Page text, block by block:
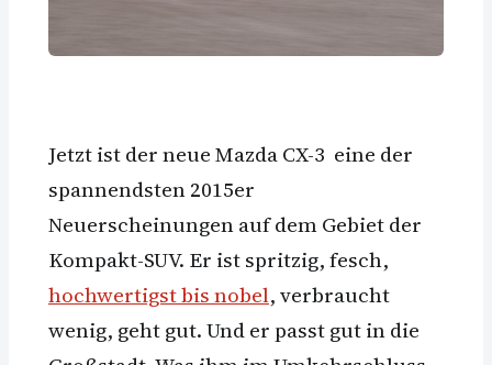
Jetzt ist der neue Mazda CX-3 eine der
spannendsten 2015er
Neuerscheinungen auf dem Gebiet der
Kompakt-SUV. Er ist spritzig, fesch,
hochwertigst bis nobel, verbraucht
wenig, geht gut. Und er passt gut in die